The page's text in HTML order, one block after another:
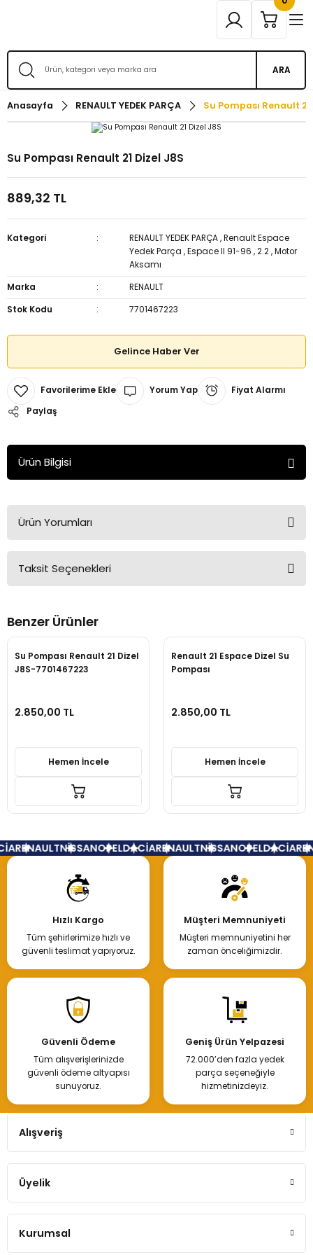
ARA
Anasayfa RENAULT YEDEK PARÇA Su Pompası Renault
Su Pompası Renault 21 Dizel J8S
889,32 TL
Kategori RENAULT YEDEK PARÇA ,Renault Espace
Yedek Parça ,Espace II 91-96 ,2.2 ,Motor
Aksamı
Marka
RENAULT
Stok Kodu
7701467223
Gelince Haber Ver
Yorum Yap
Fiyat Alarmı
Paylaş
Ürün Bilgisi
Ürün Yorumları
Bu ürüne ilk yorumu siz yapın!
Taksit Seçenekleri
Benzer Ürünler
Su Pompası Renault 21 Dizel
J8S-7701467223
2.850,00 TL
Hemen İncele
Renault 21 Espace Dizel Su
Pompası
2.850,00 TL
Hemen İncele
RENAULTNİSSANOPELDACİARENAULTNİSSANOPELDACİA
Hızlı Kargo
Tüm şehirlerimize hızlı ve
güvenli teslimat yapıyoruz.
Müşteri Memnuniyeti
Müşteri memnuniyetini her
zaman önceliğimizdir.
Güvenli Ödeme
Tüm alışverişlerinizde
güvenli ödeme altyapısı
sunuyoruz.
Geniş Ürün Yelpazesi
72.000’den fazla yedek
parça seçeneğiyle
hizmetinizdeyiz.
Alışveriş
Üyelik
Kurumsal